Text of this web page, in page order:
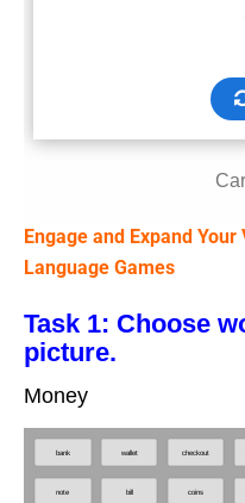
Engage and Expand
Language Games
Task 1: Choose
picture.